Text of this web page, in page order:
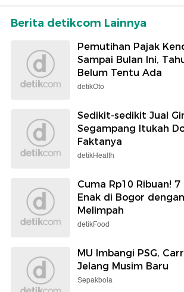
Berita detikcom Lainnya
Pemutihan Pajak
Sampai Bulan Ini,
Belum Tentu Ada
detikOto
Sedikit-sedikit Jual
Segampang Itukah
Faktanya
detikHealth
Cuma Rp10 Ribuan!
Enak di Bogor
Melimpah
detikFood
MU Imbangi PSG,
Jelang Musim Baru
Sepakbola